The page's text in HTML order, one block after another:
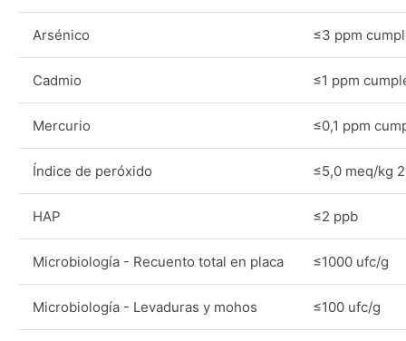
Arsénico ≤3 ppm
Cadmio ≤1 ppm
Mercurio ≤0,1 ppm
Índice de peróxido ≤5,0 meq/kg
HAP ≤2 ppb
Microbiología - Recuento total en placa ≤1000 ufc/g
Microbiología - Levaduras y mohos ≤100 ufc/g